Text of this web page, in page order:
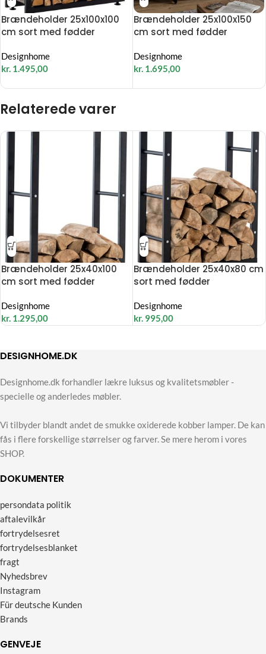
Brændeholder 25x100x100
cm sort med fødder
Designhome
kr. 1.495,00
Brændeholder 25x100x150
cm sort med fødder
Designhome
kr. 1.695,00
Relaterede varer
Brændeholder 25x40x100
cm sort med fødder
Designhome
kr. 1.295,00
Brændeholder 25x40x80 cm
sort med fødder
Designhome
kr. 995,00
DESIGNHOME.DK
Designhome.dk forhandler lækre luksus og kvalitetsmøbler -
specielle og anderledes møbler.
Vi tilbyder blandt andet de smukke oxiderede kobber lamper. De kan
fås i flere forskellige størrelser og farver. Se mere herom i vores
SHOP.
DOKUMENTER
persondata politik
aftalevilkår
fortrydelsesret
fortrydelsesblanket
fragt
Nyhedsbrev
Instagram
Für deutsche Kunden
Brands
GENVEJE